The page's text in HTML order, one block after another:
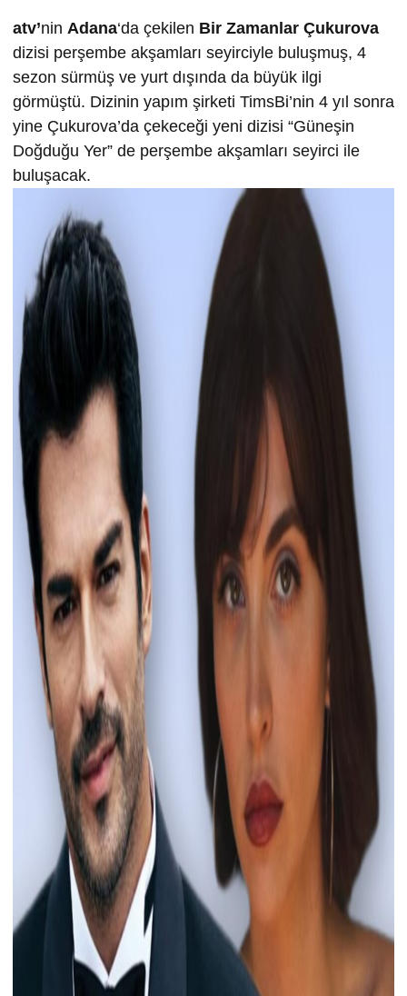
atv’nin Adana‘da çekilen Bir Zamanlar Çukurova
dizisi perşembe akşamları seyirciyle buluşmuş, 4
sezon sürmüş ve yurt dışında da büyük ilgi
görmüştü. Dizinin yapım şirketi TimsBi’nin 4 yıl sonra
yine Çukurova’da çekeceği yeni dizisi “Güneşin
Doğduğu Yer” de perşembe akşamları seyirci ile
buluşacak.